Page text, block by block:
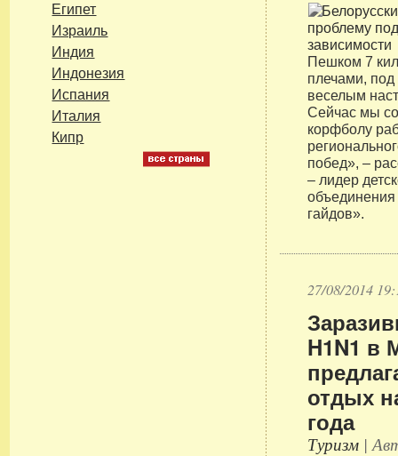
Египет
Израиль
Индия
Индонезия
Испания
Италия
Кипр
Пешком 7
плечами,
веселым
Сейчас мы
корфболу
побед», –
– лидер
объединения
гайдов».
27/08/2014
H1N1 в
отдых
года
Туризм |